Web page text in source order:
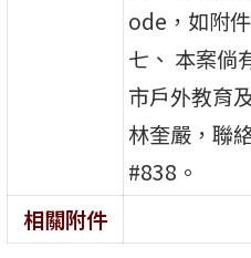
ode，如附件
七、 本案倘
市戶外教育
林奎嚴，聯
#838。
相關附件